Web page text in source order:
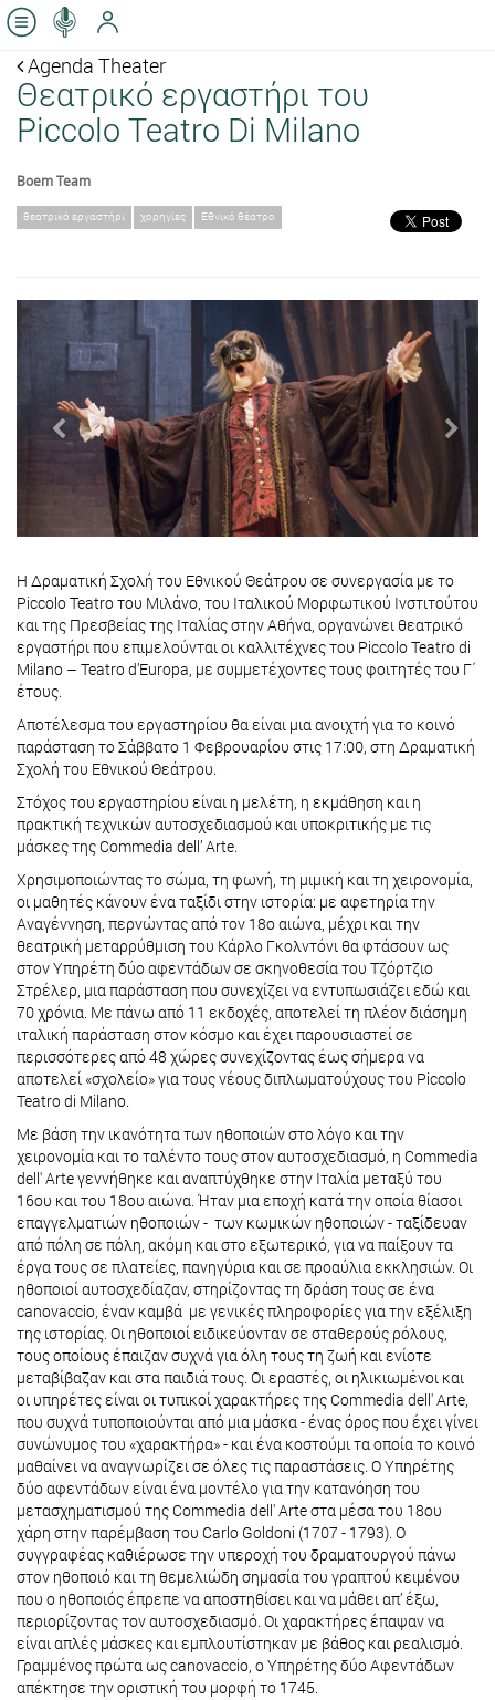
Agenda Theater
Θεατρικό εργαστήρι του
Piccolo Teatro Di Milano
Boem Team
θεατρικό εργαστήρι χορηγίες Εθνικό θέατρο
Previous Next
Η Δραματική Σχολή του Εθνικού Θεάτρου σε συνεργασία με το
Piccolo Teatro του Μιλάνο, του Ιταλικού Μορφωτικού Ινστιτούτου
και της Πρεσβείας της Ιταλίας στην Αθήνα, οργανώνει θεατρικό
εργαστήρι που επιμελούνται οι καλλιτέχνες του Piccolo Teatro di
Milano – Teatro d’Europa, με συμμετέχοντες τους φοιτητές του Γ΄
έτους.
Αποτέλεσμα του εργαστηρίου θα είναι μια ανοιχτή για το κοινό
παράσταση το Σάββατο 1 Φεβρουαρίου στις 17:00, στη Δραματική
Σχολή του Εθνικού Θεάτρου.
Στόχος του εργαστηρίου είναι η μελέτη, η εκμάθηση και η
πρακτική τεχνικών αυτοσχεδιασμού και υποκριτικής με τις
μάσκες της Commedia dell’ Arte.
Χρησιμοποιώντας το σώμα, τη φωνή, τη μιμική και τη χειρονομία,
οι μαθητές κάνουν ένα ταξίδι στην ιστορία: με αφετηρία την
Αναγέννηση, περνώντας από τον 18ο αιώνα, μέχρι και την
θεατρική μεταρρύθμιση του Κάρλο Γκολντόνι θα φτάσουν ως
στον Υπηρέτη δύο αφεντάδων σε σκηνοθεσία του Τζόρτζιο
Στρέλερ, μια παράσταση που συνεχίζει να εντυπωσιάζει εδώ και
70 χρόνια. Με πάνω από 11 εκδοχές, αποτελεί τη πλέον διάσημη
ιταλική παράσταση στον κόσμο και έχει παρουσιαστεί σε
περισσότερες από 48 χώρες συνεχίζοντας έως σήμερα να
αποτελεί «σχολείο» για τους νέους διπλωματούχους του Piccolo
Teatro di Milano.
Με βάση την ικανότητα των ηθοποιών στο λόγο και την
χειρονομία και το ταλέντο τους στον αυτοσχεδιασμό, η Commedia
dell' Arte γεννήθηκε και αναπτύχθηκε στην Ιταλία μεταξύ του
16ου και του 18ου αιώνα. Ήταν μια εποχή κατά την οποία θίασοι
επαγγελματιών ηθοποιών - των κωμικών ηθοποιών - ταξίδευαν
από πόλη σε πόλη, ακόμη και στο εξωτερικό, για να παίξουν τα
έργα τους σε πλατείες, πανηγύρια και σε προαύλια εκκλησιών. Οι
ηθοποιοί αυτοσχεδίαζαν, στηρίζοντας τη δράση τους σε ένα
canovaccio, έναν καμβά με γενικές πληροφορίες για την εξέλιξη
της ιστορίας. Οι ηθοποιοί ειδικεύονταν σε σταθερούς ρόλους,
τους οποίους έπαιζαν συχνά για όλη τους τη ζωή και ενίοτε
μεταβίβαζαν και στα παιδιά τους. Οι εραστές, οι ηλικιωμένοι και
οι υπηρέτες είναι οι τυπικοί χαρακτήρες της Commedia dell' Arte,
που συχνά τυποποιούνται από μια μάσκα - ένας όρος που έχει γίνει
συνώνυμος του «χαρακτήρα» - και ένα κοστούμι τα οποία το κοινό
μαθαίνει να αναγνωρίζει σε όλες τις παραστάσεις. Ο Υπηρέτης
δύο αφεντάδων είναι ένα μοντέλο για την κατανόηση του
μετασχηματισμού της Commedia dell' Arte στα μέσα του 18ου
χάρη στην παρέμβαση του Carlo Goldoni (1707 - 1793). Ο
συγγραφέας καθιέρωσε την υπεροχή του δραματουργού πάνω
στον ηθοποιό και τη θεμελιώδη σημασία του γραπτού κειμένου
που ο ηθοποιός έπρεπε να αποστηθίσει και να μάθει απ’ έξω,
περιορίζοντας τον αυτοσχεδιασμό. Οι χαρακτήρες έπαψαν να
είναι απλές μάσκες και εμπλουτίστηκαν με βάθος και ρεαλισμό.
Γραμμένος πρώτα ως canovaccio, ο Υπηρέτης δύο Αφεντάδων
απέκτησε την οριστική του μορφή το 1745.